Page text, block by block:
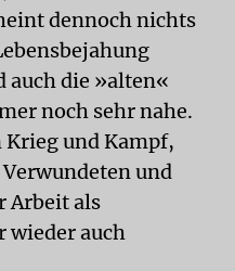
dennoch nichts
auch die »alten«
noch sehr nahe.
Krieg und Kampf,
und
Arbeit als
wieder auch